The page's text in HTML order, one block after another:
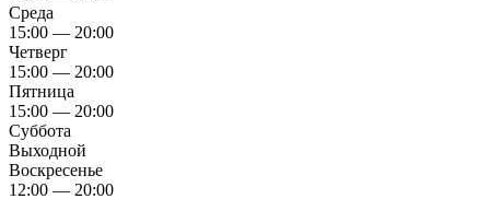
Среда
15:00 — 20:00
Четверг
15:00 — 20:00
Пятница
15:00 — 20:00
Суббота
Выходной
Воскресенье
12:00 — 20:00